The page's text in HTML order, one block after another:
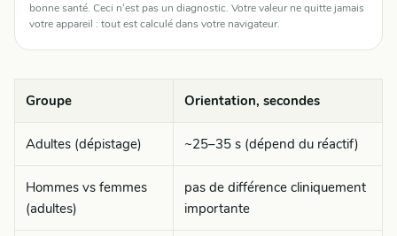
bonne santé. Ceci n'est pas un diagnostic. Votre valeur ne quitte jamais
votre appareil : tout est calculé dans votre navigateur.
Groupe Orientation, secondes
Adultes (dépistage) ~25–35 s (dépend du réactif)
Hommes vs femmes
(adultes)
pas de différence cliniquement
importante